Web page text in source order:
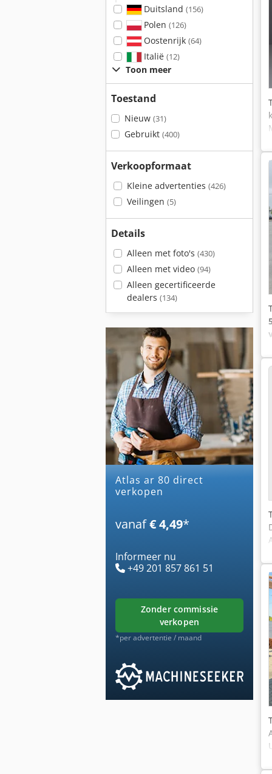
Duitsland (156)
Polen (126)
Oostenrijk (64)
Italië (12)
Toon meer
Toestand
Nieuw (31)
Gebruikt (400)
Verkoopformaat
Kleine advertenties (426)
Veilingen (5)
Details
Alleen met foto's (430)
Alleen met video (94)
Alleen gecertificeerde
dealers (134)
atlas ar 80 direct
verkopen
vanaf€ 4,49*
Informeer nu
+49 201 857 861 51
zonder commissie
verkopen
*per advertentie / maand